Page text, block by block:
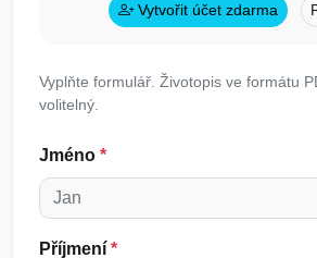
Vytvořit účet zdarma
Vyplňte formulář. Životopis ve formátu
volitelný.
Jméno *
Příjmení *